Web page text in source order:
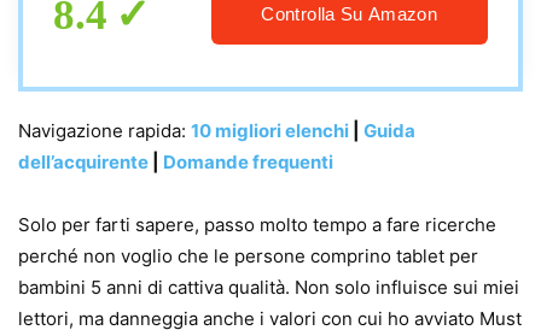
8.4 Controlla Su Amazon
Navigazione rapida: 10 migliori elenchi
Guida
dell’acquirente
Domande frequenti
Solo per farti sapere, passo molto tempo a fare ricerche
perché non voglio che le persone comprino tablet per
bambini 5 anni di cattiva qualità. Non solo influisce sui miei
lettori, ma danneggia anche i valori con cui ho avviato Must